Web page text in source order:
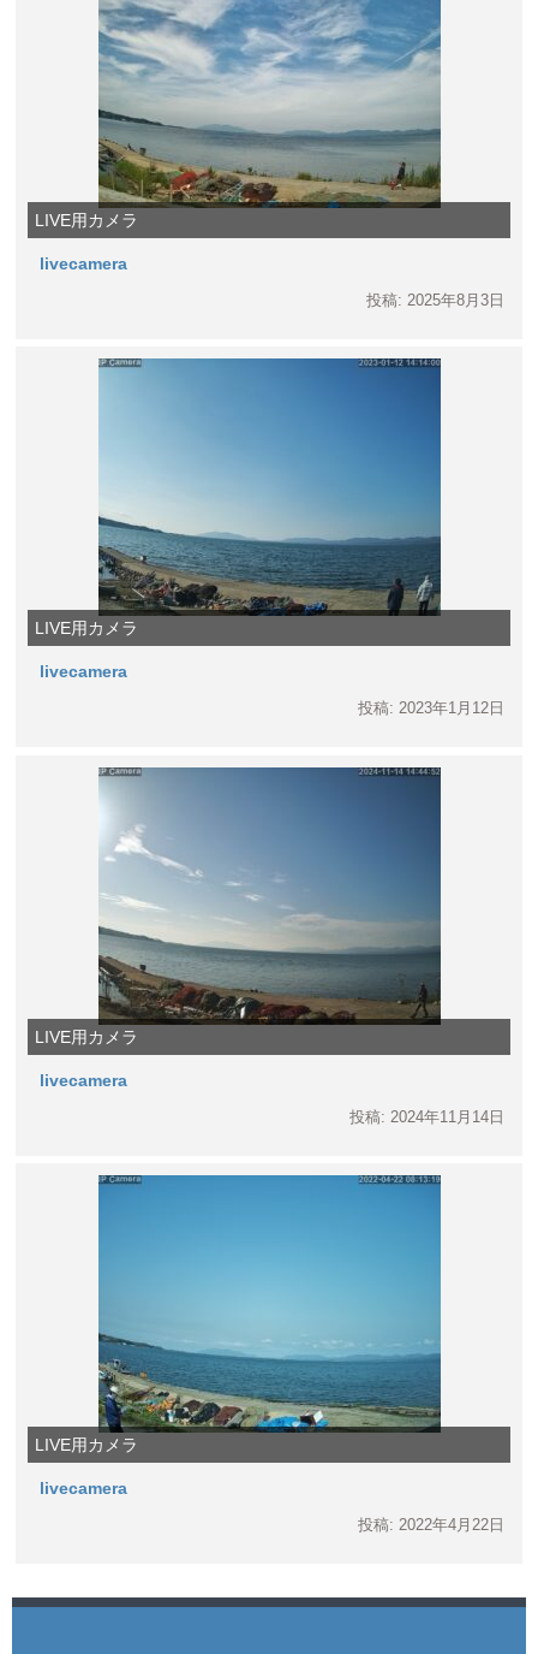
LIVE用カメラ
livecamera
投稿: 2025年8月3日
LIVE用カメラ
livecamera
投稿: 2023年1月12日
LIVE用カメラ
livecamera
投稿: 2024年11月14日
LIVE用カメラ
livecamera
投稿: 2022年4月22日